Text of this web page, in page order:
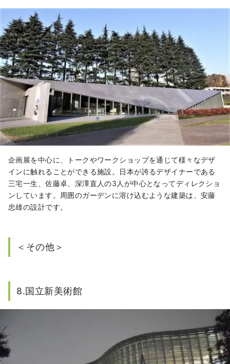
企画展を中心に、トークやワークショップを通じて様々なデザ
インに触れることができる施設。日本が誇るデザイナーである
三宅一生 、佐藤卓 、深澤直人の3人が中心となってディレクショ
ンしています。周囲のガーデンに溶け込むような建築は、安藤
忠雄の設計です。
＜その他＞
8.国立新美術館